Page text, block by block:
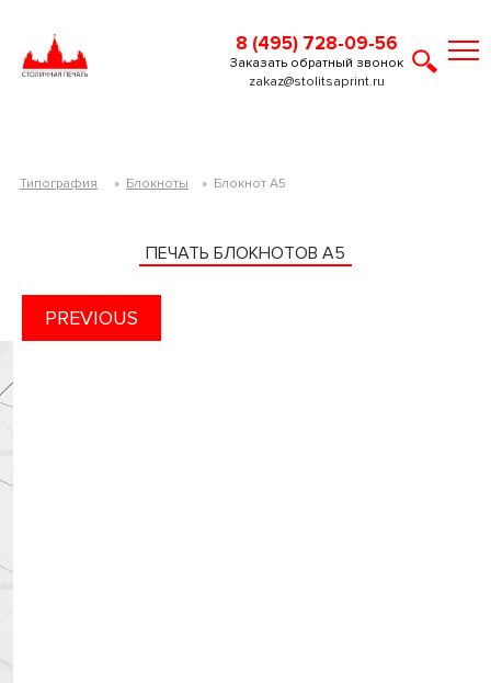
8 (495) 728-09-56
zakaz@stolitsaprint.ru
Заказать обратный звонок
Типография » Блокноты » Блокнот А5
ПЕЧАТЬ БЛОКНОТОВ А5
PREVIOUS